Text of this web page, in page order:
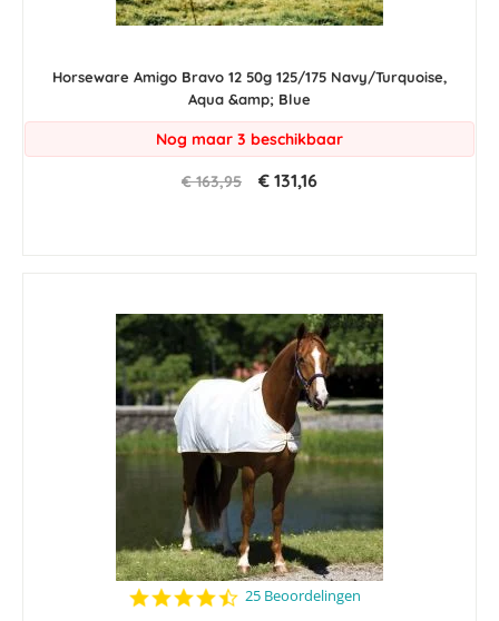
Horseware Amigo Bravo 12 50g 125/175 Navy/Turquoise,
Aqua &amp; Blue
Nog maar 3 beschikbaar
€ 163,95 € 131,16
4.7
25 Beoordelingen